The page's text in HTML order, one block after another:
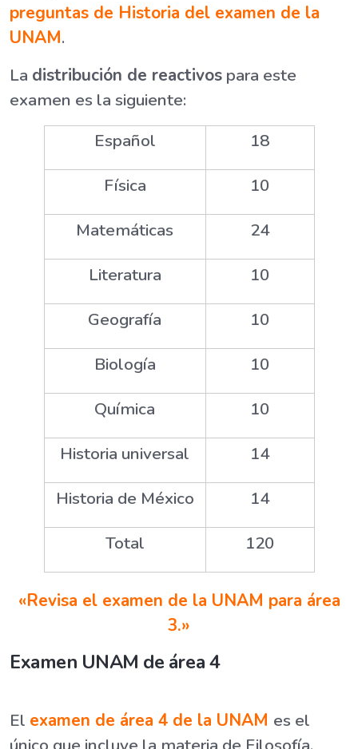
preguntas de Historia del examen de la
UNAM.
La distribución de reactivos para este
examen es la siguiente:
Español
18
Física
10
Matemáticas
24
Literatura
10
Geografía
10
Biología
10
Química
10
Historia universal
14
Historia de México
14
Total
120
«Revisa el examen de la UNAM para área
3.»
Examen UNAM de área 4
El examen de área 4 de la UNAM es el